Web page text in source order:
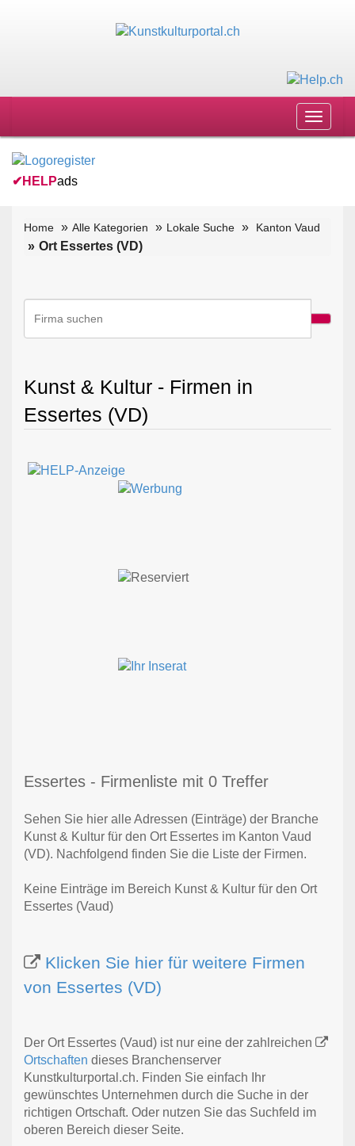
Toggle
✔ HELPads
Home Alle Kategorien Lokale Suche Kanton Vaud
Ort Essertes (VD)
Kunst & Kultur - Firmen in
Essertes (VD)
Essertes - Firmenliste mit 0 Treffer
Sehen Sie hier alle Adressen (Einträge) der Branche
Kunst & Kultur für den Ort Essertes im Kanton Vaud
(VD). Nachfolgend finden Sie die Liste der Firmen.
Keine Einträge im Bereich Kunst & Kultur für den Ort
Essertes (Vaud)
Klicken Sie hier für weitere Firmen
von Essertes (VD)
Der Ort Essertes (Vaud) ist nur eine der zahlreichen
Ortschaften dieses Branchenserver
Kunstkulturportal.ch. Finden Sie einfach Ihr
gewünschtes Unternehmen durch die Suche in der
richtigen Ortschaft. Oder nutzen Sie das Suchfeld im
oberen Bereich dieser Seite.